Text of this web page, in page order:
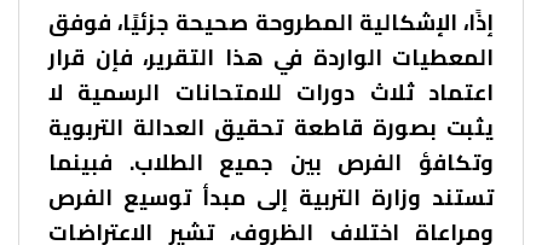
إذًا، الإشكالية المطروحة صحيحة جزئيًا، فوفق
المعطيات الواردة في هذا التقرير، فإن قرار
اعتماد ثلاث دورات للامتحانات الرسمية لا
يثبت بصورة قاطعة تحقيق العدالة التربوية
وتكافؤ الفرص بين جميع الطلاب. فبينما
تستند وزارة التربية إلى مبدأ توسيع الفرص
ومراعاة اختلاف الظروف، تشير الاعتراضات